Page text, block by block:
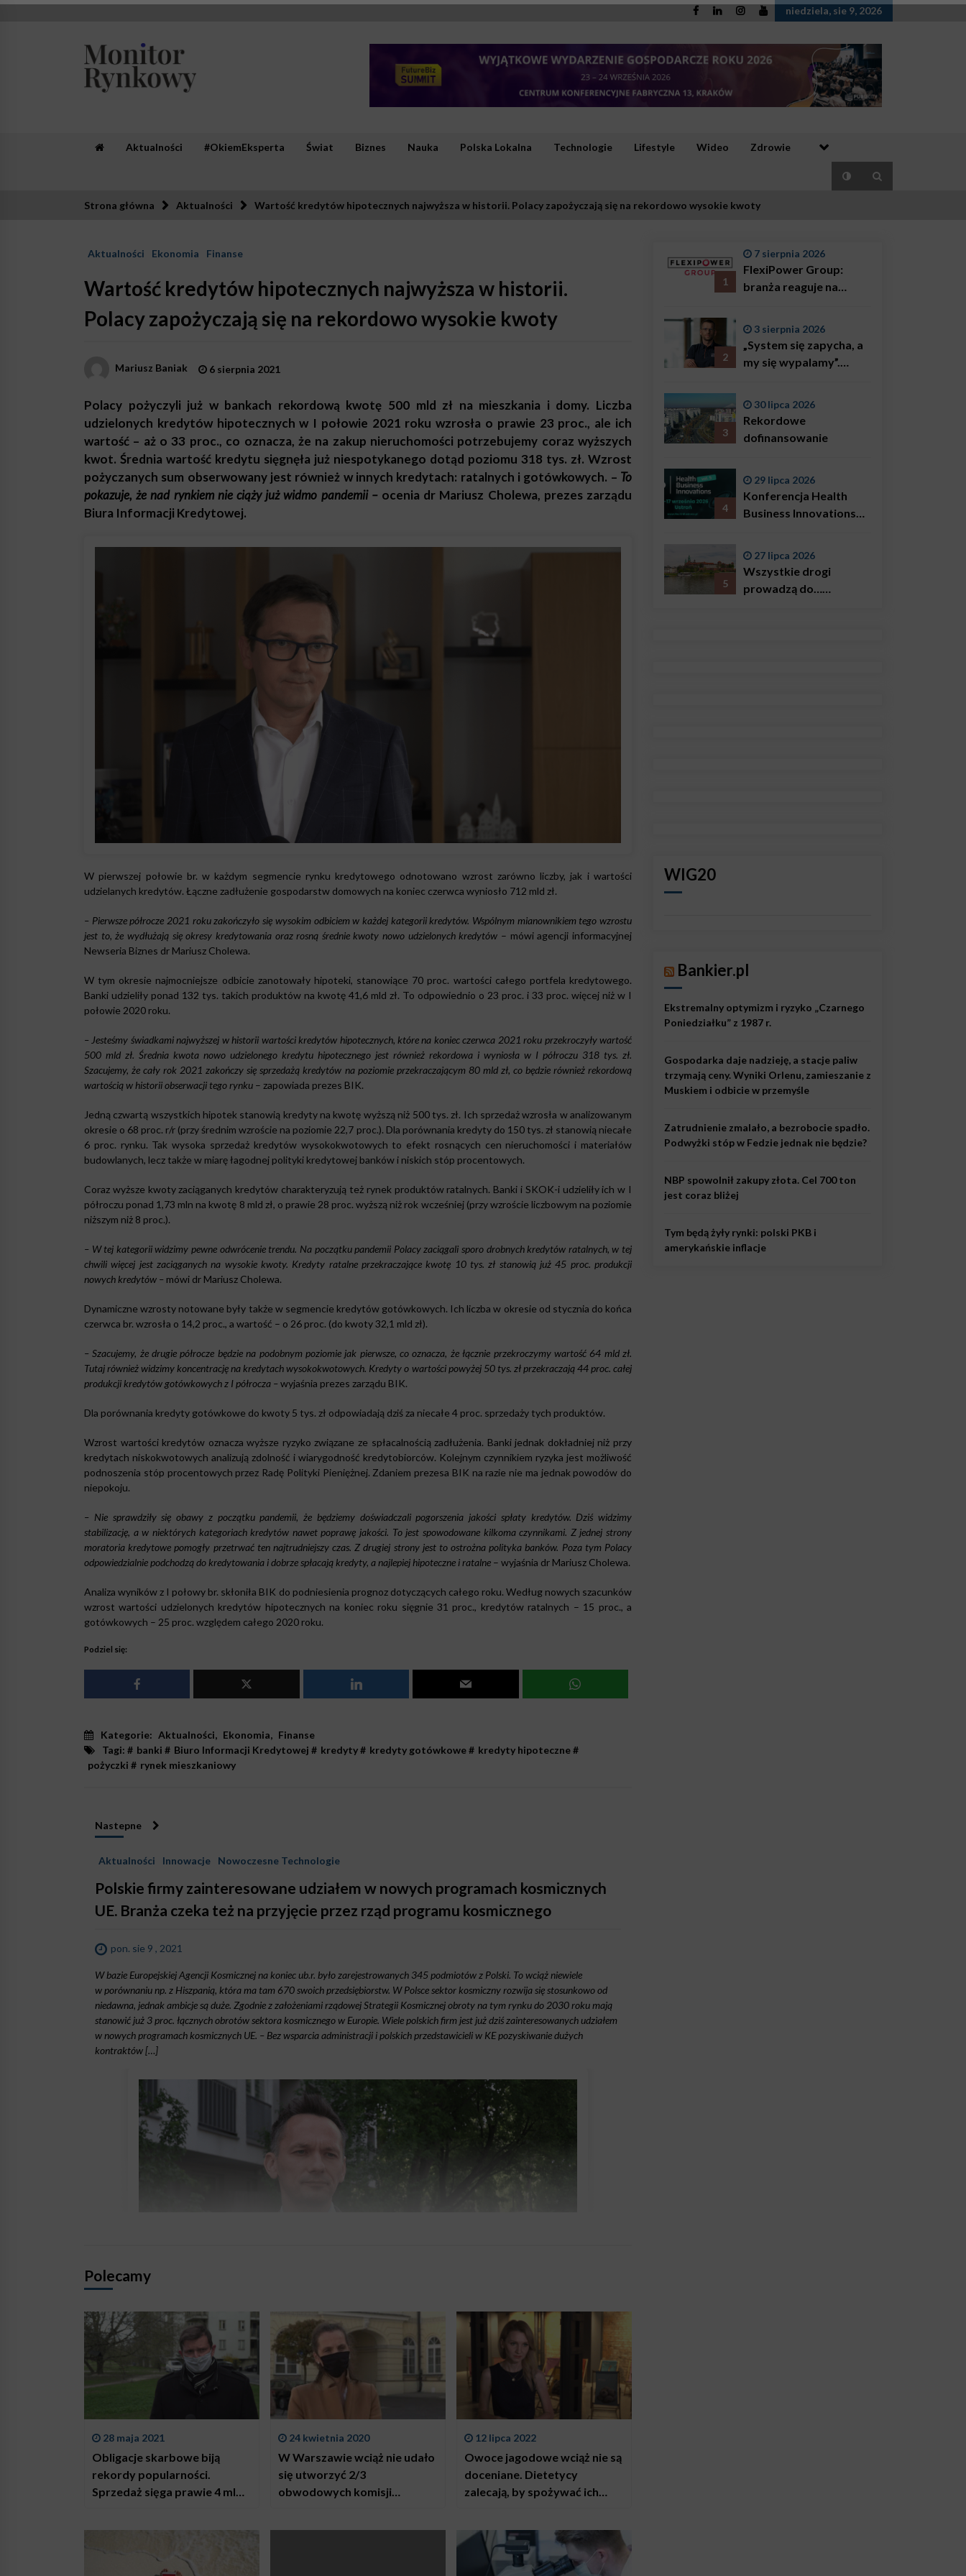
Skip
niedziela, sie 9, 2026
Aktualności #OkiemEksperta Świat Biznes Nauka Polska Lokalna Technologie Lifestyle Wideo Zdrowie
Strona główna Aktualności Wartość kredytów hipotecznych najwyższa w historii. Polacy zapożyczają się na rekordowo wysokie kwoty
Aktualności Ekonomia Finanse
Wartość kredytów hipotecznych najwyższa w historii.
Polacy zapożyczają się na rekordowo wysokie kwoty
Mariusz Baniak 6 sierpnia 2021
Polacy pożyczyli już w bankach rekordową kwotę 500 mld zł na mieszkania i domy. Liczba
udzielonych kredytów hipotecznych w I połowie 2021 roku wzrosła o prawie 23 proc., ale ich
wartość – aż o 33 proc., co oznacza, że na zakup nieruchomości potrzebujemy coraz wyższych
kwot. Średnia wartość kredytu sięgnęła już niespotykanego dotąd poziomu 318 tys. zł. Wzrost
pożyczanych sum obserwowany jest również w innych kredytach: ratalnych i gotówkowych. – To
pokazuje, że nad rynkiem nie ciąży już widmo pandemii – ocenia dr Mariusz Cholewa, prezes zarządu
Biura Informacji Kredytowej.
W pierwszej połowie br. w każdym segmencie rynku kredytowego odnotowano wzrost zarówno liczby, jak i wartości
udzielanych kredytów. Łączne zadłużenie gospodarstw domowych na koniec czerwca wyniosło 712 mld zł.
– Pierwsze półrocze 2021 roku zakończyło się wysokim odbiciem w każdej kategorii kredytów. Wspólnym mianownikiem tego wzrostu
jest to, że wydłużają się okresy kredytowania oraz rosną średnie kwoty nowo udzielonych kredytów – mówi agencji informacyjnej
Newseria Biznes dr Mariusz Cholewa.
W tym okresie najmocniejsze odbicie zanotowały hipoteki, stanowiące 70 proc. wartości całego portfela kredytowego.
Banki udzieliły ponad 132 tys. takich produktów na kwotę 41,6 mld zł. To odpowiednio o 23 proc. i 33 proc. więcej niż w I
połowie 2020 roku.
– Jesteśmy świadkami najwyższej w historii wartości kredytów hipotecznych, które na koniec czerwca 2021 roku przekroczyły wartość
500 mld zł. Średnia kwota nowo udzielonego kredytu hipotecznego jest również rekordowa i wyniosła w I półroczu 318 tys. zł.
Szacujemy, że cały rok 2021 zakończy się sprzedażą kredytów na poziomie przekraczającym 80 mld zł, co będzie również rekordową
wartością w historii obserwacji tego rynku – zapowiada prezes BIK.
Jedną czwartą wszystkich hipotek stanowią kredyty na kwotę wyższą niż 500 tys. zł. Ich sprzedaż wzrosła w analizowanym
okresie o 68 proc. r/r (przy średnim wzroście na poziomie 22,7 proc.). Dla porównania kredyty do 150 tys. zł stanowią niecałe
6 proc. rynku. Tak wysoka sprzedaż kredytów wysokokwotowych to efekt rosnących cen nieruchomości i materiałów
budowlanych, lecz także w miarę łagodnej polityki kredytowej banków i niskich stóp procentowych.
Coraz wyższe kwoty zaciąganych kredytów charakteryzują też rynek produktów ratalnych. Banki i SKOK-i udzieliły ich w I
półroczu ponad 1,73 mln na kwotę 8 mld zł, o prawie 28 proc. wyższą niż rok wcześniej (przy wzroście liczbowym na poziomie
niższym niż 8 proc.).
– W tej kategorii widzimy pewne odwrócenie trendu. Na początku pandemii Polacy zaciągali sporo drobnych kredytów ratalnych, w tej
chwili więcej jest zaciąganych na wysokie kwoty. Kredyty ratalne przekraczające kwotę 10 tys. zł stanowią już 45 proc. produkcji
nowych kredytów – mówi dr Mariusz Cholewa.
Dynamiczne wzrosty notowane były także w segmencie kredytów gotówkowych. Ich liczba w okresie od stycznia do końca
czerwca br. wzrosła o 14,2 proc., a wartość – o 26 proc. (do kwoty 32,1 mld zł).
– Szacujemy, że drugie półrocze będzie na podobnym poziomie jak pierwsze, co oznacza, że łącznie przekroczymy wartość 64 mld zł.
Tutaj również widzimy koncentrację na kredytach wysokokwotowych. Kredyty o wartości powyżej 50 tys. zł przekraczają 44 proc. całej
produkcji kredytów gotówkowych z I półrocza – wyjaśnia prezes zarządu BIK.
Dla porównania kredyty gotówkowe do kwoty 5 tys. zł odpowiadają dziś za niecałe 4 proc. sprzedaży tych produktów.
Wzrost wartości kredytów oznacza wyższe ryzyko związane ze spłacalnością zadłużenia. Banki jednak dokładniej niż przy
kredytach niskokwotowych analizują zdolność i wiarygodność kredytobiorców. Kolejnym czynnikiem ryzyka jest możliwość
podnoszenia stóp procentowych przez Radę Polityki Pieniężnej. Zdaniem prezesa BIK na razie nie ma jednak powodów do
niepokoju.
– Nie sprawdziły się obawy z początku pandemii, że będziemy doświadczali pogorszenia jakości spłaty kredytów. Dziś widzimy
stabilizację, a w niektórych kategoriach kredytów nawet poprawę jakości. To jest spowodowane kilkoma czynnikami. Z jednej strony
moratoria kredytowe pomogły przetrwać ten najtrudniejszy czas. Z drugiej strony jest to ostrożna polityka banków. Poza tym Polacy
odpowiedzialnie podchodzą do kredytowania i dobrze spłacają kredyty, a najlepiej hipoteczne i ratalne – wyjaśnia dr Mariusz Cholewa.
Analiza wyników z I połowy br. skłoniła BIK do podniesienia prognoz dotyczących całego roku. Według nowych szacunków
wzrost wartości udzielonych kredytów hipotecznych na koniec roku sięgnie 31 proc., kredytów ratalnych – 15 proc., a
gotówkowych – 25 proc. względem całego 2020 roku.
Podziel się:
Kategorie: Aktualności, Ekonomia, Finanse
Tagi: # banki # Biuro Informacji Kredytowej # kredyty# kredyty gotówkowe# kredyty hipoteczne#
pożyczki # rynek mieszkaniowy
Nastepne
Aktualności Innowacje Nowoczesne Technologie
Polskie firmy zainteresowane udziałem w nowych programach kosmicznych
UE. Branża czeka też na przyjęcie przez rząd programu kosmicznego
pon. sie 9 , 2021
W bazie Europejskiej Agencji Kosmicznej na koniec ub.r. było zarejestrowanych 345 podmiotów z Polski. To wciąż niewiele
w porównaniu np. z Hiszpanią, która ma tam 670 swoich przedsiębiorstw. W Polsce sektor kosmiczny rozwija się stosunkowo od
niedawna, jednak ambicje są duże. Zgodnie z założeniami rządowej Strategii Kosmicznej obroty na tym rynku do 2030 roku mają
stanowić już 3 proc. łącznych obrotów sektora kosmicznego w Europie. Wiele polskich firm jest już dziś zainteresowanych udziałem
w nowych programach kosmicznych UE. – Bez wsparcia administracji i polskich przedstawicieli w KE pozyskiwanie dużych
kontraktów […]
Polecamy
28 maja 2021
Obligacje skarbowe biją
rekordy popularności.
Sprzedaż sięga prawie 4 mld
24 kwietnia 2020
W Warszawie wciąż nie udało
się utworzyć 2/3
obwodowych komisji
12 lipca 2022
Owoce jagodowe wciąż nie są
doceniane. Dietetycy
zalecają, by spożywać ich
1
7 sierpnia 2026
FlexiPower Group:
branża reaguje na
2
3 sierpnia 2026
„System się zapycha, a
my się wypalamy”.
Bączkowski, mówi
wprost: problemem są
3
30 lipca 2026
Rekordowe
dofinansowanie
4
29 lipca 2026
Konferencja Health
Business Innovations
5
27 lipca 2026
Wszystkie drogi
prowadzą do…
WIG20
Bankier.pl
Ekstremalny optymizm i ryzyko „Czarnego
Poniedziałku” z 1987 r.
Gospodarka daje nadzieję, a stacje paliw
trzymają ceny. Wyniki Orlenu, zamieszanie z
Muskiem i odbicie w przemyśle
Zatrudnienie zmalało, a bezrobocie spadło.
Podwyżki stóp w Fedzie jednak nie będzie?
NBP spowolnił zakupy złota. Cel 700 ton
jest coraz bliżej
Tym będą żyły rynki: polski PKB i
amerykańskie inflacje